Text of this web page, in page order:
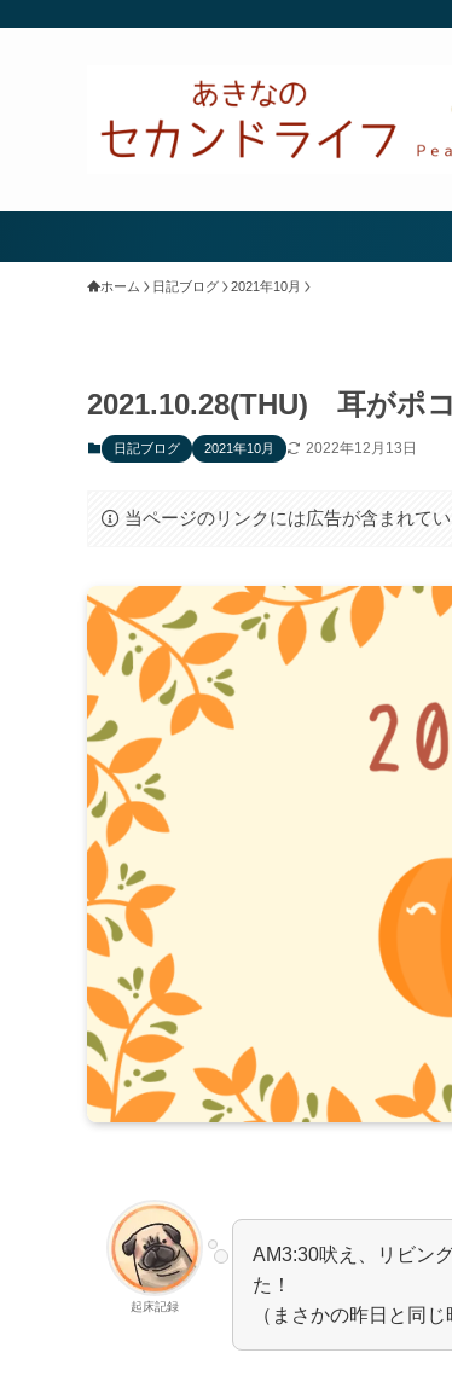
ホーム 日記ブログ 2021年10月
2021.10.28(THU) 耳がポ
日記ブログ 2021年10月 2022年12月13日
当ページのリンクには広告が含まれてい
起床記録
AM3:30吠え、リビン
た！
（まさかの昨日と同じ